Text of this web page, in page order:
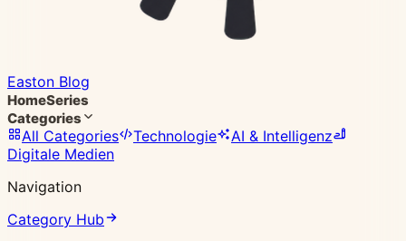
Easton Blog
HomeSeries
Categories
All Categories Technologie
AI & Intelligenz
Digitale Medien
Navigation
Category Hub